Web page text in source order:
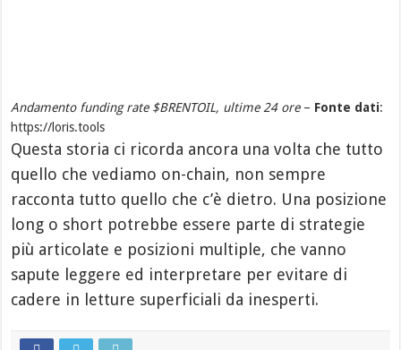
Andamento funding rate $BRENTOIL, ultime 24 ore – Fonte dati:
https://loris.tools
Questa storia ci ricorda ancora una volta che tutto
quello che vediamo on-chain, non sempre
racconta tutto quello che c’è dietro. Una posizione
long o short potrebbe essere parte di strategie
più articolate e posizioni multiple, che vanno
sapute leggere ed interpretare per evitare di
cadere in letture superficiali da inesperti.